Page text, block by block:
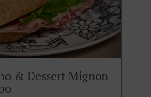
& Dessert Mignon